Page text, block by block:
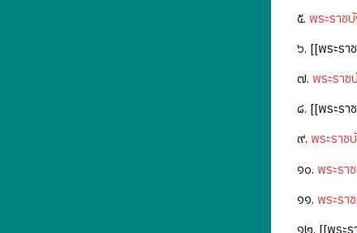
๕. พระราช
๖. [[พระร
๗. พระรา
๘. [[พระรา
๙. พระรา
๑๐. พระร
๑๑. พระร